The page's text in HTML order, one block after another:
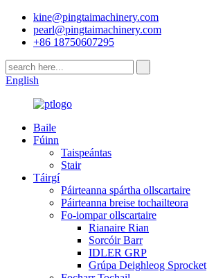
kine@pingtaimachinery.com
pearl@pingtaimachinery.com
+86 18750607295
English
Baile
Fúinn
Taispeántas
Stair
Táirgí
Páirteanna spártha ollscartaire
Páirteanna breise tochailteora
Fo-iompar ollscartaire
Rianaire Rian
Sorcóir Barr
IDLER GRP
Grúpa Deighleog Sprocket